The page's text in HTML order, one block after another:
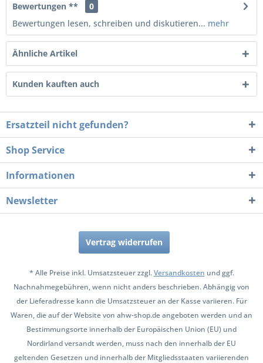
Bewertungen **
0
Bewertungen lesen, schreiben und diskutieren... mehr
Ähnliche Artikel
Kunden kauften auch
Ersatzteil nicht gefunden?
Shop Service
Informationen
Newsletter
Vertrag widerrufen
* Alle Preise inkl. Umsatzsteuer zzgl.Versandkosten und ggf.
Nachnahmegebühren, wenn nicht anders beschrieben. Abhängig von
der Lieferadresse kann die Umsatzsteuer an der Kasse variieren. Für
Waren, die auf der Website von ahw-shop.de angeboten werden und an
Bestimmungsorte innerhalb der Europäischen Union (EU) und
Nordirland versandt werden, muss nach den innerhalb der EU
geltenden Gesetzen und innerhalb der Mitgliedsstaaten variierenden